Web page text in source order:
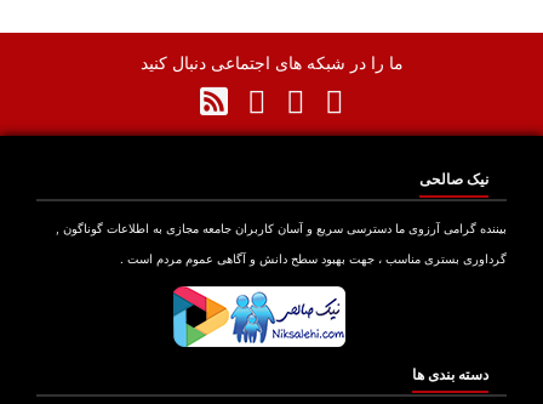
ما را در شبکه های اجتماعی دنبال کنید
نیک صالحی
بیننده گرامی آرزوی ما دسترسی سریع و آسان کاربران جامعه مجازی به اطلاعات گوناگون ,
گرداوری بستری مناسب ، جهت بهبود سطح دانش و آگاهی عموم مردم است .
دسته بندی ها